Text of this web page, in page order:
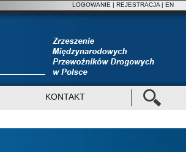
LOGOWANIE | REJESTRACJA | EN
KONTAKT